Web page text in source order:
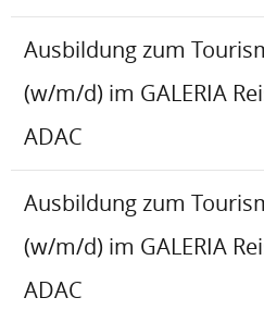
Ausbildung zum
(w/m/d) im GALERIA
ADAC
Ausbildung zum
(w/m/d) im GALERIA
ADAC